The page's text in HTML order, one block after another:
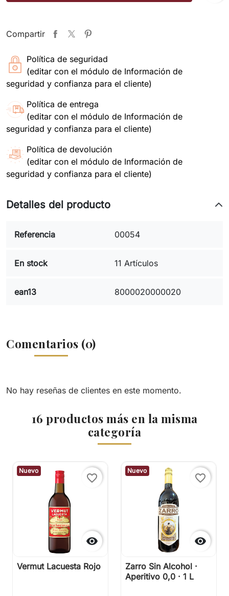
Compartir
Política de seguridad
(editar con el módulo de Información de
seguridad y confianza para el cliente)
Política de entrega
(editar con el módulo de Información de
seguridad y confianza para el cliente)
Política de devolución
(editar con el módulo de Información de
seguridad y confianza para el cliente)
Detalles del producto
Referencia 00054
En stock 11 Artículos
ean13 8000020000020
Comentarios (0)
No hay reseñas de clientes en este momento.
16 productos más en la misma
categoría
Nuevo

favorite_border
Vermut Lacuesta Rojo
Nuevo

favorite_border
Zarro Sin Alcohol ·
Aperitivo 0,0 · 1 L